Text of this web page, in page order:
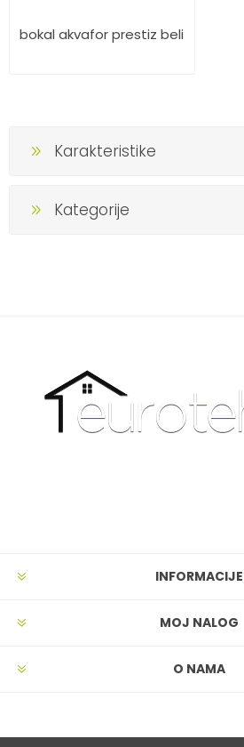
bokal akvafor prestiz beli
Karakteristike
Kategorije
INFORMACIJE
MOJ NALOG
O NAMA